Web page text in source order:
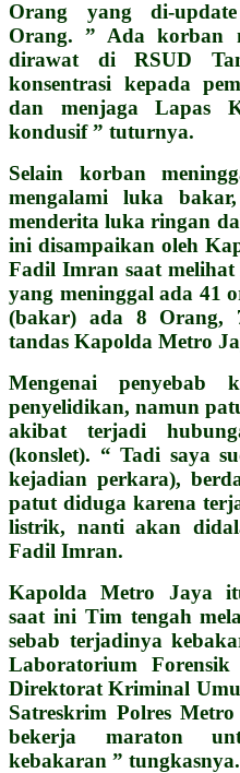
Orang yang di-
Orang. ” Ada korban
dirawat di RSUD
konsentrasi kepada
dan menjaga Lapas
kondusif ” tuturnya.
Selain korban
mengalami luka
menderita luka ringan
ini disampaikan oleh
Fadil Imran saat
yang meninggal ada 41
(bakar) ada 8 Orang,
tandas Kapolda Metro
Mengenai penyebab
penyelidikan, namun
akibat terjadi
(konslet). “ Tadi saya
kejadian perkara),
patut diduga karena
listrik, nanti akan
Fadil Imran.
Kapolda Metro Jaya
saat ini Tim tengah
sebab terjadinya
Laboratorium
Direktorat Kriminal
Satreskrim Polres
bekerja maraton
kebakaran ” tungkasnya.